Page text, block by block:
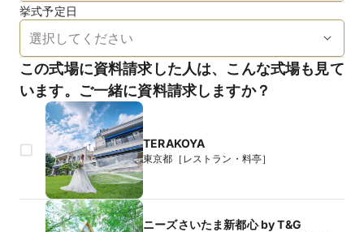
挙式予定日
この式場に資料請求した人は、こんな式場も見て
います。ご一緒に資料請求しますか？
TERAKOYA
東京都［レストラン・料亭］
ニーズさいたま新都心 by T&G